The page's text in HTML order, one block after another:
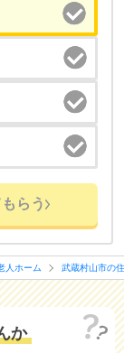
らう
人ホーム 武蔵村山市の
か